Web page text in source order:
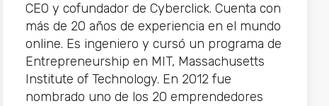
CEO y cofundador de Cyberclick. Cuenta con
más de 20 años de experiencia en el mundo
online. Es ingeniero y cursó un programa de
Entrepreneurship en MIT, Massachusetts
Institute of Technology. En 2012 fue
nombrado uno de los 20 emprendedores